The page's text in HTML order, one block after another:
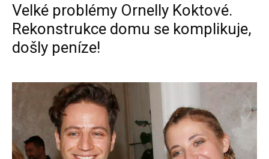
Velké problémy Ornelly Koktové.
Rekonstrukce domu se komplikuje,
došly peníze!